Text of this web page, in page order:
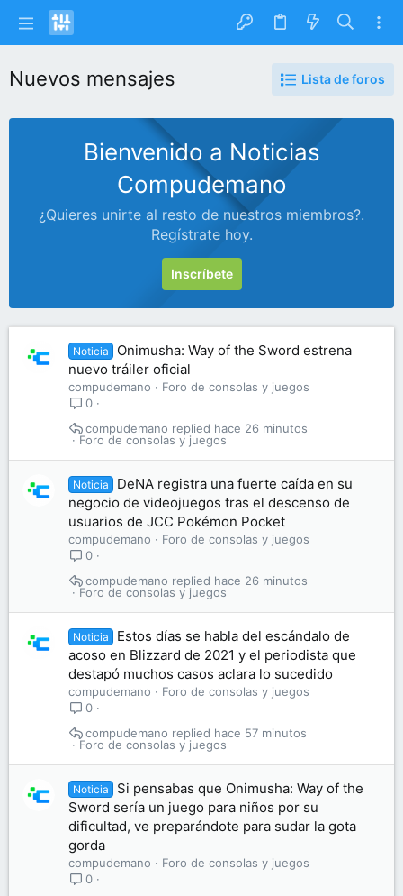
Nuevos mensajes Lista de foros
Bienvenido a Noticias
Compudemano
¿Quieres unirte al resto de nuestros miembros?.
Regístrate hoy.
Inscríbete
Noticia
Onimusha: Way of the Sword estrena
nuevo tráiler oficial
compudemano
Foro de consolas y juegos
0
Foro de consolas y juegos
hace 26 minutos
compudemano
Noticia
DeNA registra una fuerte caída en su
negocio de videojuegos tras el descenso de
usuarios de JCC Pokémon Pocket
compudemano
Foro de consolas y juegos
0
Foro de consolas y juegos
hace 26 minutos
compudemano
Noticia
Estos días se habla del escándalo de
acoso en Blizzard de 2021 y el periodista que
destapó muchos casos aclara lo sucedido
compudemano
Foro de consolas y juegos
0
Foro de consolas y juegos
hace 57 minutos
compudemano
Noticia
Si pensabas que Onimusha: Way of the
Sword sería un juego para niños por su
dificultad, ve preparándote para sudar la gota
gorda
compudemano
Foro de consolas y juegos
0